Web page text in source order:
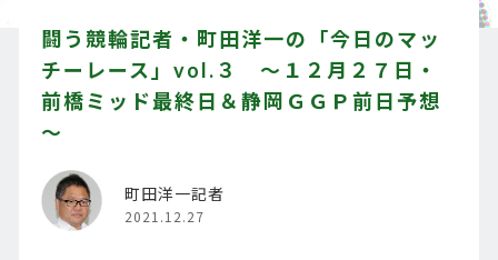
闘う競輪記者・町田洋一の「今日のマッ
チーレース」vol.３ ～１２月２７日・
前橋ミッド最終日＆静岡ＧＧＰ前日予想
～
町田洋一記者
2021.12.27